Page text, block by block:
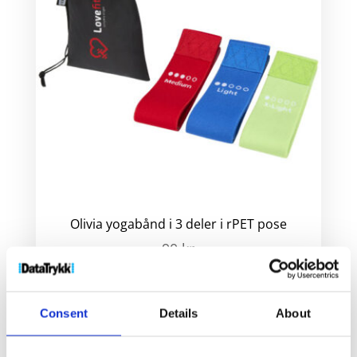
Consent Details About
Olivia yogabånd i 3 deler i rPET pose
90 kr